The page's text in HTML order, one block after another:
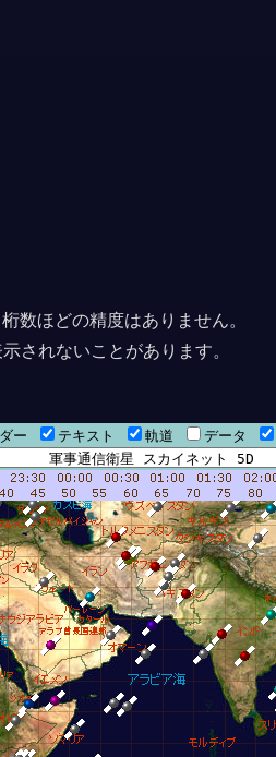
数ほどの精度はありません。
されないことがあります。
ー テキスト 軌道 データ